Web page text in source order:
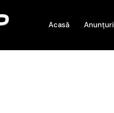
Acasă Anunțuri